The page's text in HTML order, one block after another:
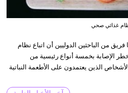
غذائي صحي
من الباحثين الدوليين أن اتباع نظام
الإصابة بخمسة أنواع رئيسية من
الذين يعتمدون على الأطعمة النباتية